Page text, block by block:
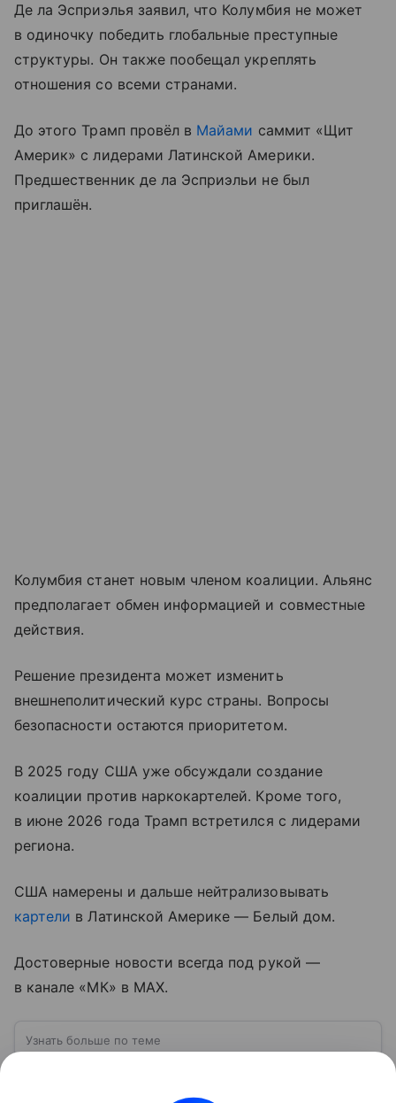
Де ла Эсприэлья заявил, что Колумбия не может
в одиночку победить глобальные преступные
структуры. Он также пообещал укреплять
отношения со всеми странами.
До этого Трамп провёл в Майами саммит «Щит
Америк» с лидерами Латинской Америки.
Предшественник де ла Эсприэльи не был
приглашён.
Колумбия станет новым членом коалиции. Альянс
предполагает обмен информацией и совместные
действия.
Решение президента может изменить
внешнеполитический курс страны. Вопросы
безопасности остаются приоритетом.
В 2025 году США уже обсуждали создание
коалиции против наркокартелей. Кроме того,
в июне 2026 года Трамп встретился с лидерами
региона.
США намерены и дальше нейтрализовывать
картели в Латинской Америке — Белый дом.
Достоверные новости всегда под рукой —
в канале «МК» в MAX.
Узнать больше по теме